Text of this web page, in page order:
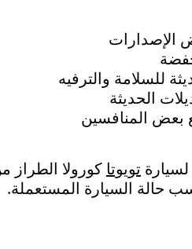
الإصدارات
للسلامة والترفيه
الحديثة
بعض المنافسين
تويوتا
حالة السيارة المستعملة.